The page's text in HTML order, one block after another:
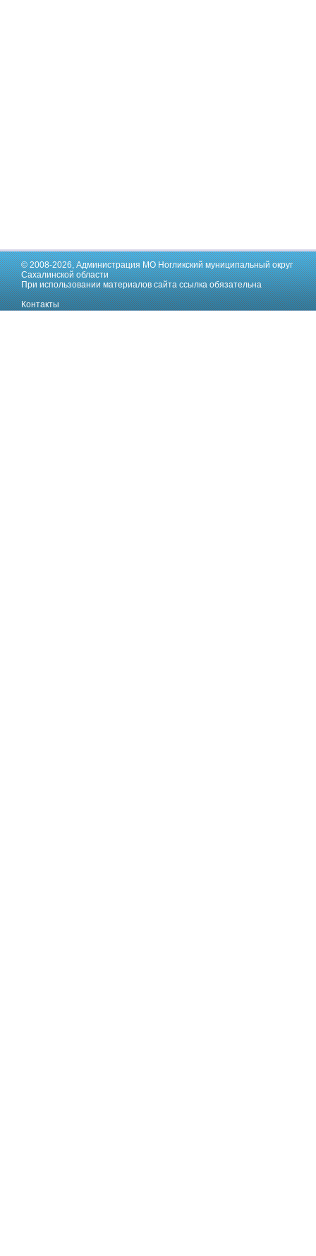
© 2008-2026,Администрация МО Ногликский муниципальный округ
Сахалинской области
При использовании материалов сайта ссылка обязательна
Контакты